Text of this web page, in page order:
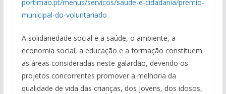
portimao.pt/menus/servicos/saude-e-cidadania/premio-
municipal-do-voluntariado
A solidariedade social e a saúde, o ambiente, a
economia social, a educação e a formação constituem
as áreas consideradas neste galardão, devendo os
projetos concorrentes promover a melhoria da
qualidade de vida das crianças, dos jovens, dos idosos,